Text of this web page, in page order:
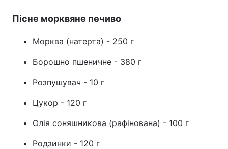
Пісне морквяне печиво
Морква (натерта) - 250 г
Борошно пшеничне - 380 г
Розпушувач - 10 г
Цукор - 120 г
Олія соняшникова (рафінована) - 100 г
Родзинки - 120 г